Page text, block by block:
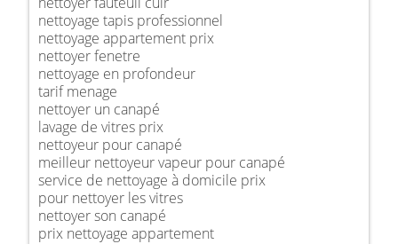
nettoyage tapis professionnel
nettoyage appartement prix
nettoyer fenetre
nettoyage en profondeur
tarif menage
nettoyer un canapé
lavage de vitres prix
nettoyeur pour canapé
meilleur nettoyeur vapeur pour canapé
service de nettoyage à domicile prix
pour nettoyer les vitres
nettoyer son canapé
prix nettoyage appartement